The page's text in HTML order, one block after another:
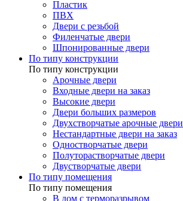
Пластик
ПВХ
Двери с резьбой
Филенчатые двери
Шпонированные двери
По типу конструкции
По типу конструкции
Арочные двери
Входные двери на заказ
Высокие двери
Двери больших размеров
Двухстворчатые арочные двери
Нестандартные двери на заказ
Одностворчатые двери
Полуторастворчатые двери
Двустворчатые двери
По типу помещения
По типу помещения
В дом с терморазрывом